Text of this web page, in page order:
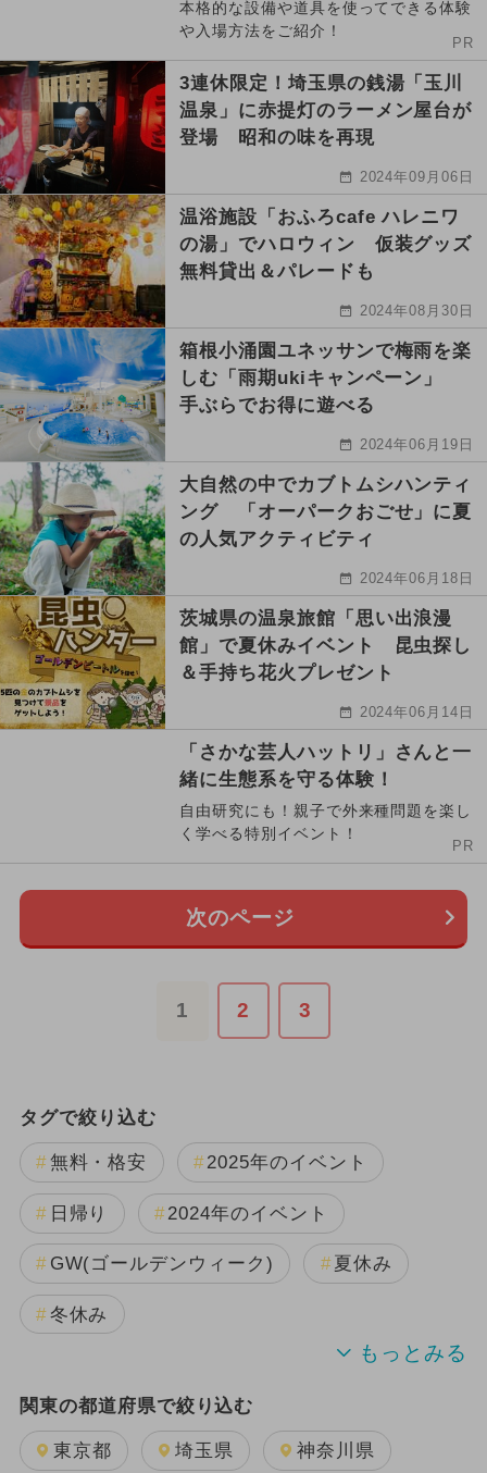
本格的な設備や道具を使ってできる体験
や入場方法をご紹介！
PR
3連休限定！埼玉県の銭湯「玉川
温泉」に赤提灯のラーメン屋台が
登場 昭和の味を再現
2024年09月06日
温浴施設「おふろcafe ハレニワ
の湯」でハロウィン 仮装グッズ
無料貸出＆パレードも
2024年08月30日
箱根小涌園ユネッサンで梅雨を楽
しむ「雨期ukiキャンペーン」
手ぶらでお得に遊べる
2024年06月19日
大自然の中でカブトムシハンティ
ング 「オーパークおごせ」に夏
の人気アクティビティ
2024年06月18日
茨城県の温泉旅館「思い出浪漫
館」で夏休みイベント 昆虫探し
＆手持ち花火プレゼント
2024年06月14日
「さかな芸人ハットリ」さんと一
緒に生態系を守る体験！
自由研究にも！親子で外来種問題を楽し
く学べる特別イベント！
PR
次のページ
1 2 3
タグで絞り込む
無料・格安 2025年のイベント
日帰り 2024年のイベント
GW(ゴールデンウィーク) 夏休み
冬休み
2024年7月のイベント
2024年5月のイベント
関東の都道府県で絞り込む
東京都 埼玉県 神奈川県